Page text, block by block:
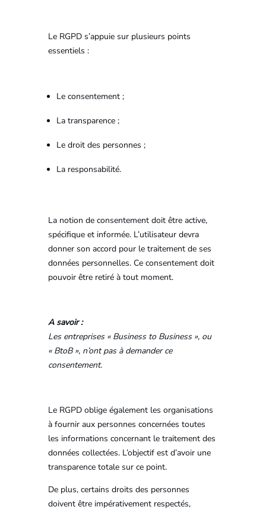
Le RGPD s’appuie sur plusieurs points
essentiels :
Le consentement ;
La transparence ;
Le droit des personnes ;
La responsabilité.
La notion de consentement doit être active,
spécifique et informée. L’utilisateur devra
donner son accord pour le traitement de ses
données personnelles. Ce consentement doit
pouvoir être retiré à tout moment.
A savoir :
Les entreprises « Business to Business », ou
« BtoB », n’ont pas à demander ce
consentement.
Le RGPD oblige également les organisations
à fournir aux personnes concernées toutes
les informations concernant le traitement des
données collectées. L’objectif est d’avoir une
transparence totale sur ce point.
De plus, certains droits des personnes
doivent être impérativement respectés,